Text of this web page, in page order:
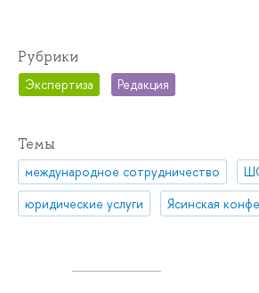
Рубрики
Экспертиза Редакция
Темы
международное сотрудничество
юридические услуги
Ясинская